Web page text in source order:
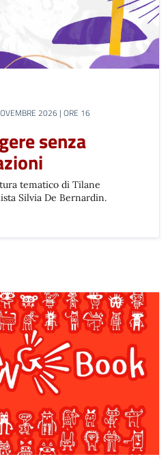
2026 | ORE 16
senza
tematico di Tilane
Silvia De Bernardin.